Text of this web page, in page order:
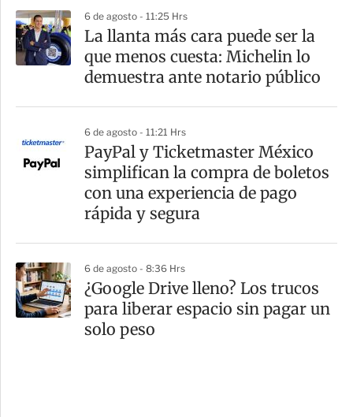
6 de agosto - 11:25 Hrs
La llanta más cara puede ser la
que menos cuesta: Michelin lo
demuestra ante notario público
6 de agosto - 11:21 Hrs
PayPal y Ticketmaster México
simplifican la compra de boletos
con una experiencia de pago
rápida y segura
6 de agosto - 8:36 Hrs
¿Google Drive lleno? Los trucos
para liberar espacio sin pagar un
solo peso